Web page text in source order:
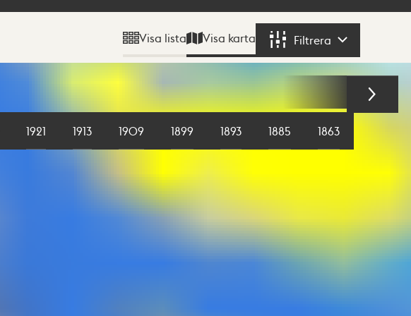
Visa lista Visa karta Filtrera
1921 1913 1909 1899 1893 1885 1863